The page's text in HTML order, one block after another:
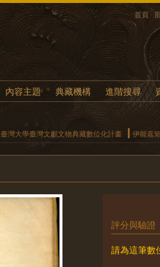
首頁
內容主題 典藏機構 進階搜尋
臺灣大學臺灣文獻文物典藏數位化計畫 伊能嘉
評分與驗證
請為這筆數